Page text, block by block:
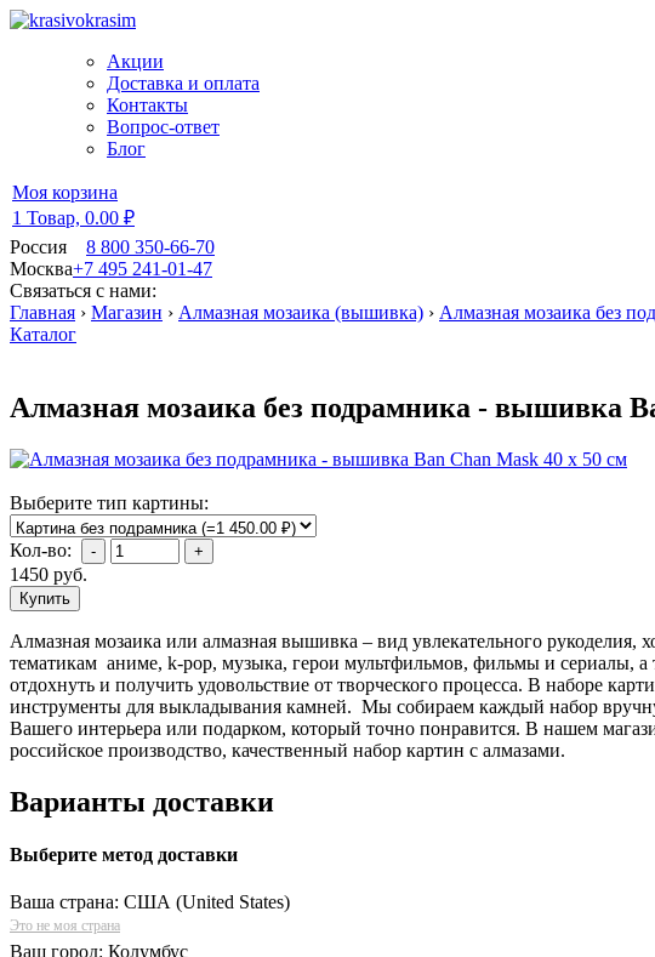
Акции
Доставка и оплата
Контакты
Вопрос-ответ
Блог
Моя корзина
1 Товар, 0.00 ₽
Россия
8 800 350-66-70
Москва+7 495 241-01-47
Связаться с нами:
Главная › Магазин › Алмазная мозаика (вышивка) › Алмазная мозаика без
Каталог
Алмазная мозаика без подрамника - вышивка
Выберите тип картины:
Кол-во:
1450 руб.
Алмазная мозаика или алмазная вышивка – вид увлекательного
тематикам аниме, k-pop, музыка, герои мультфильмов, фильмы и сериалы,
отдохнуть и получить удовольствие от творческого процесса. В наборе
инструменты для выкладывания камней. Мы собираем каждый набор
Вашего интерьера или подарком, который точно понравится. В нашем
российское производство, качественный набор картин с алмазами.
Варианты доставки
Выберите метод доставки
Ваша страна: США (United States)
Это не моя страна
Ваш город: Колумбус